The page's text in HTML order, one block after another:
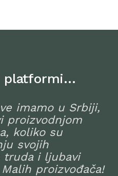
platformi…
imamo u Srbiji,
proizvodnjom
koliko su
svojih
truda i ljubavi
proizvođača!